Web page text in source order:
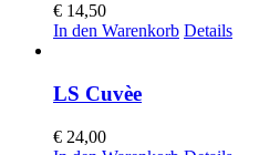
€ 14,50
In den Warenkorb Details
LS Cuvèe
€ 24,00